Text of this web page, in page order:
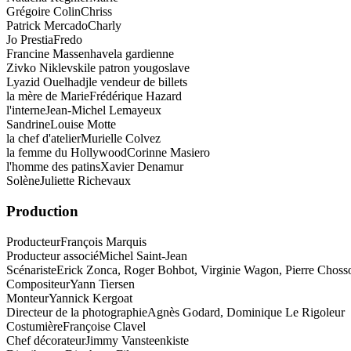
Grégoire ColinChriss
Patrick MercadoCharly
Jo PrestiaFredo
Francine Massenhavela gardienne
Zivko Niklevskile patron yougoslave
Lyazid Ouelhadjle vendeur de billets
la mère de MarieFrédérique Hazard
l'interneJean-Michel Lemayeux
SandrineLouise Motte
la chef d'atelierMurielle Colvez
la femme du HollywoodCorinne Masiero
l'homme des patinsXavier Denamur
SolèneJuliette Richevaux
Production
ProducteurFrançois Marquis
Producteur associéMichel Saint-Jean
ScénaristeErick Zonca, Roger Bohbot, Virginie Wagon, Pierre
CompositeurYann Tiersen
MonteurYannick Kergoat
Directeur de la photographieAgnès Godard, Dominique Le Rigoleur
CostumièreFrançoise Clavel
Chef décorateurJimmy Vansteenkiste